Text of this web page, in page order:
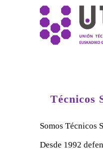
Técnicos
Somos Técnicos
Desde 1992